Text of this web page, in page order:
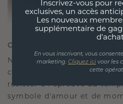
CRÉÉ POUR LA CONNEXION
Notre philosophie en
créer des liens, chaque
résister à l'épreuve du
symbole d'amour et de
Inscrivez-vous pour
exclusives, un accès
Les nouveaux
supplémentaire de
En vous inscrivant, vous
marketing. Cliquez ici voor les
cette